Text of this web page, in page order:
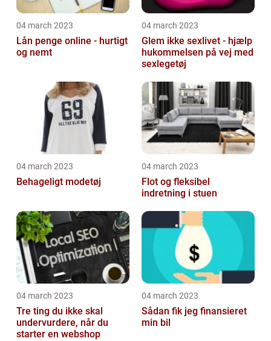
04 march 2023
Lån penge online - hurtigt
og nemt
04 march 2023
Glem ikke sexlivet - hjælp
hukommelsen på vej med
sexlegetøj
04 march 2023
Behageligt modetøj
04 march 2023
Flot og fleksibel
indretning i stuen
04 march 2023
Tre ting du ikke skal
undervurdere, når du
starter en webshop
04 march 2023
Sådan fik jeg finansieret
min bil